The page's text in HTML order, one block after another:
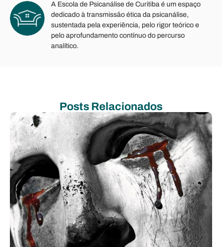
A Escola de Psicanálise de Curitiba é um espaço
dedicado à transmissão ética da psicanálise,
sustentada pela experiência, pelo rigor teórico e
pelo aprofundamento contínuo do percurso
analítico.
Posts Relacionados